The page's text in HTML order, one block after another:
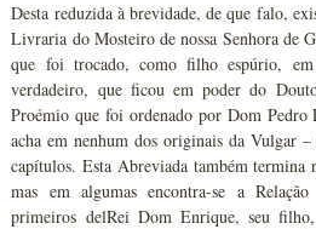
Desta reduzida à brevidade, de que falo,
Livraria do Mosteiro de nossa Senhora de
que foi trocado, como filho espúrio,
verdadeiro, que ficou em poder do
Proémio que foi ordenado por Dom Pedro
acha em nenhum dos originais da Vulgar
capítulos. Esta Abreviada também
mas em algumas encontra-se a
primeiros delRei Dom Enrique, seu